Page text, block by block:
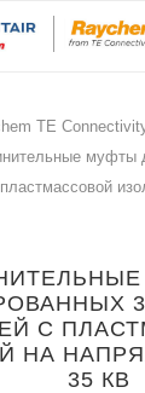
TE
муфты
С
НА
35 КВ